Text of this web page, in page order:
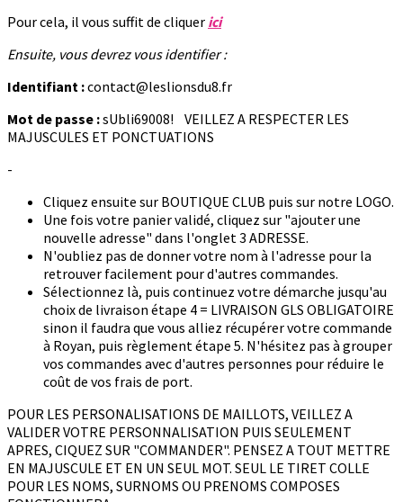
Pour cela, il vous suffit de cliquer ici
Ensuite, vous devrez vous identifier :
Identifiant :contact@leslionsdu8.fr
Mot de passe :sUbli69008! VEILLEZ A RESPECTER LES
MAJUSCULES ET PONCTUATIONS
-
Cliquez ensuite sur BOUTIQUE CLUB puis sur notre LOGO.
Une fois votre panier validé, cliquez sur "ajouter une
nouvelle adresse" dans l'onglet 3 ADRESSE.
N'oubliez pas de donner votre nom à l'adresse pour la
retrouver facilement pour d'autres commandes.
Sélectionnez là, puis continuez votre démarche jusqu'au
choix de livraison étape 4 = LIVRAISON GLS OBLIGATOIRE
sinon il faudra que vous alliez récupérer votre commande
à Royan, puis règlement étape 5. N'hésitez pas à grouper
vos commandes avec d'autres personnes pour réduire le
coût de vos frais de port.
POUR LES PERSONALISATIONS DE MAILLOTS, VEILLEZ A
VALIDER VOTRE PERSONNALISATION PUIS SEULEMENT
APRES, CIQUEZ SUR "COMMANDER". PENSEZ A TOUT METTRE
EN MAJUSCULE ET EN UN SEUL MOT. SEUL LE TIRET COLLE
POUR LES NOMS, SURNOMS OU PRENOMS COMPOSES